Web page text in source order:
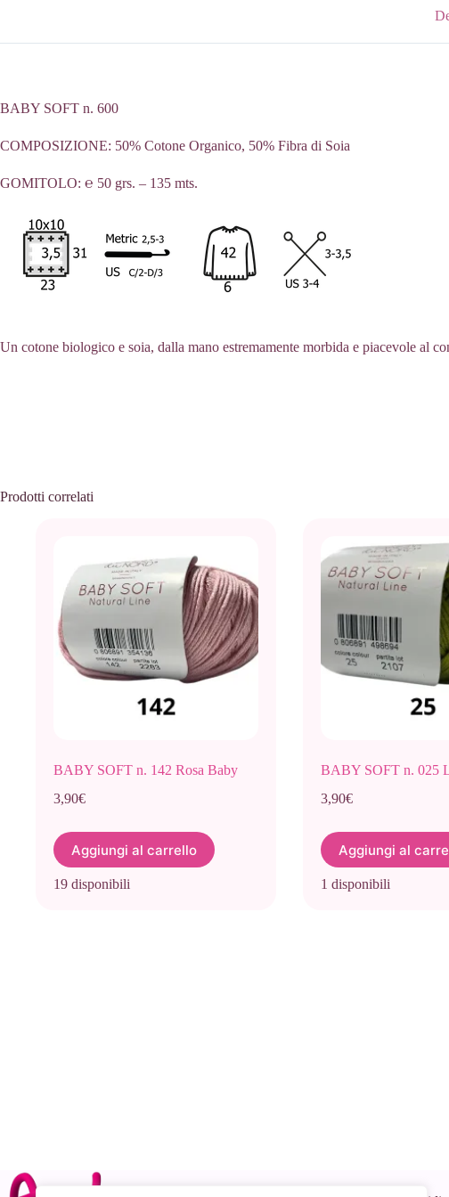
BABY SOFT n. 600
COMPOSIZIONE: 50% Cotone Organico, 50% Fibra di Soia
GOMITOLO: ℮ 50 grs. – 135 mts.
Un cotone biologico e soia, dalla mano estremamente morbida e piacevole al
Prodotti correlati
BABY SOFT n. 142 Rosa Baby
3,90€
Aggiungi al carrello
19 disponibili
BABY SOFT n. 025
3,90€
Aggiungi al
1 disponibili